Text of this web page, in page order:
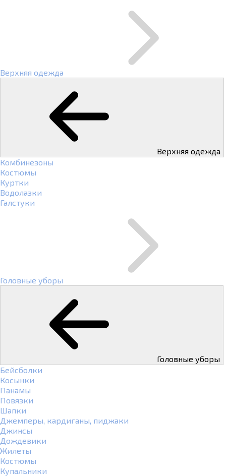
Верхняя одежда
Верхняя одежда
Комбинезоны
Костюмы
Куртки
Водолазки
Галстуки
Головные уборы
Головные уборы
Бейсболки
Косынки
Панамы
Повязки
Шапки
Джемперы, кардиганы, пиджаки
Джинсы
Дождевики
Жилеты
Костюмы
Купальники